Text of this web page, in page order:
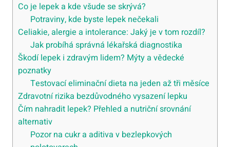
Co je lepek a kde všude se skrývá?
Potraviny, kde byste lepek nečekali
Celiakie, alergie a intolerance: Jaký je v tom rozdíl?
Jak probíhá správná lékařská diagnostika
Škodí lepek i zdravým lidem? Mýty a vědecké
poznatky
Testovací eliminační dieta na jeden až tři měsíce
Zdravotní rizika bezdůvodného vysazení lepku
Čím nahradit lepek? Přehled a nutriční srovnání
alternativ
Pozor na cukr a aditiva v bezlepkových